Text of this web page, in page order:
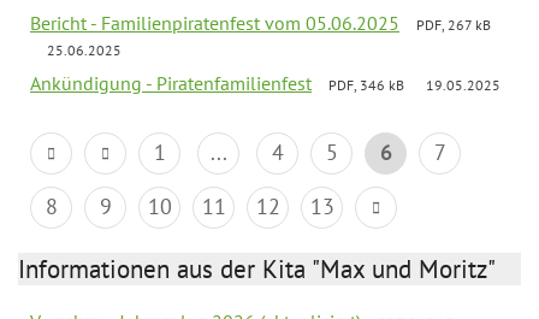
Bericht - Familienpiratenfest vom 05.06.2025
PDF, 267 kB
25.06.2025
Ankündigung - Piratenfamilienfest PDF, 346 kB 19.05.2025
1 ... 4 5 6
7
8
9 10 11 12 13
Informationen aus der Kita "Max und Moritz"